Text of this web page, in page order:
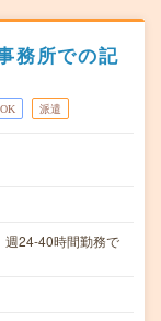
務所での記
派遣
24-40時間勤務で